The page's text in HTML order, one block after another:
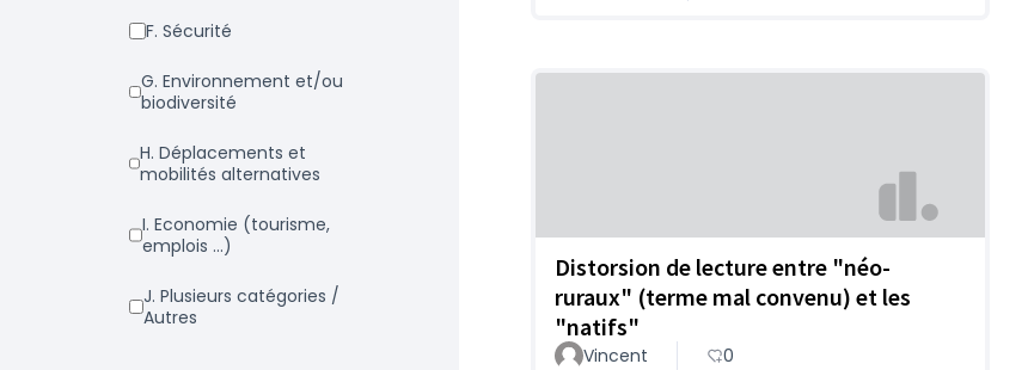
f. Sécurité
g. Environnement et/ou
biodiversité
h. Déplacements et
mobilités alternatives
i. Economie (tourisme,
emplois ...)
j. Plusieurs catégories /
Autres
Distorsion de lecture entre "néo-
ruraux" (terme mal convenu) et les
"natifs"
Vincent 0